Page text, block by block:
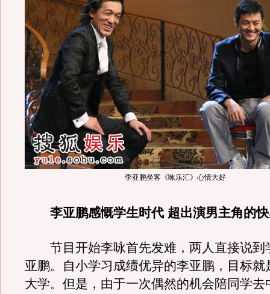
李亚鹏坐客《咏乐汇》心情大好
李亚鹏感慨学生时代 超出演男主角的
节目开始李咏首先发难，两人直接说到
亚鹏。自小学习成绩优异的李亚鹏，目标就
大学。但是，由于一次偶然的机会陪同学去